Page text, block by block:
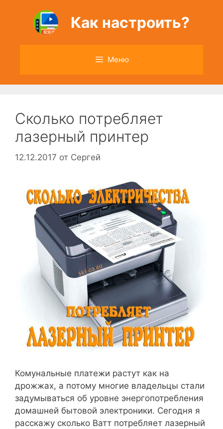
содержимому
Как настроить?
Меню
Сколько потребляет
лазерный принтер
12.12.2017 от Сергей
Комунальные платежи растут как на
дрожжах, а потому многие владельцы стали
задумываться об уровне энергопотребления
домашней бытовой электроники. Сегодня я
расскажу сколько Ватт потребляет лазерный